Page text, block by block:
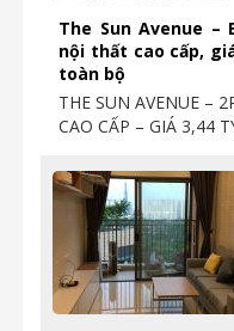
The Sun Avenue –
nội thất cao cấp,
toàn bộ
THE SUN AVENUE –
CAO CẤP – GIÁ 3,44